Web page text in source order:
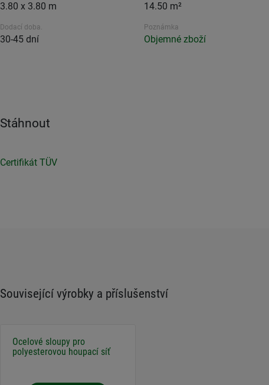
3.80 x 3.80 m 14.50 m²
Dodací doba.
30-45 dní
Poznámka
Objemné zboží
Stáhnout
Certifikát TÜV
Související výrobky a příslušenství
Ocelové sloupy pro
polyesterovou houpací síť